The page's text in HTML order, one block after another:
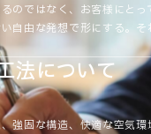
のではなく、お客様にとっ
自由な発想で形にする。そ
法について
強固な構造、快適な空気環